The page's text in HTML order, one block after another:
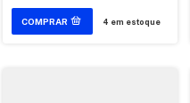
4 em estoque